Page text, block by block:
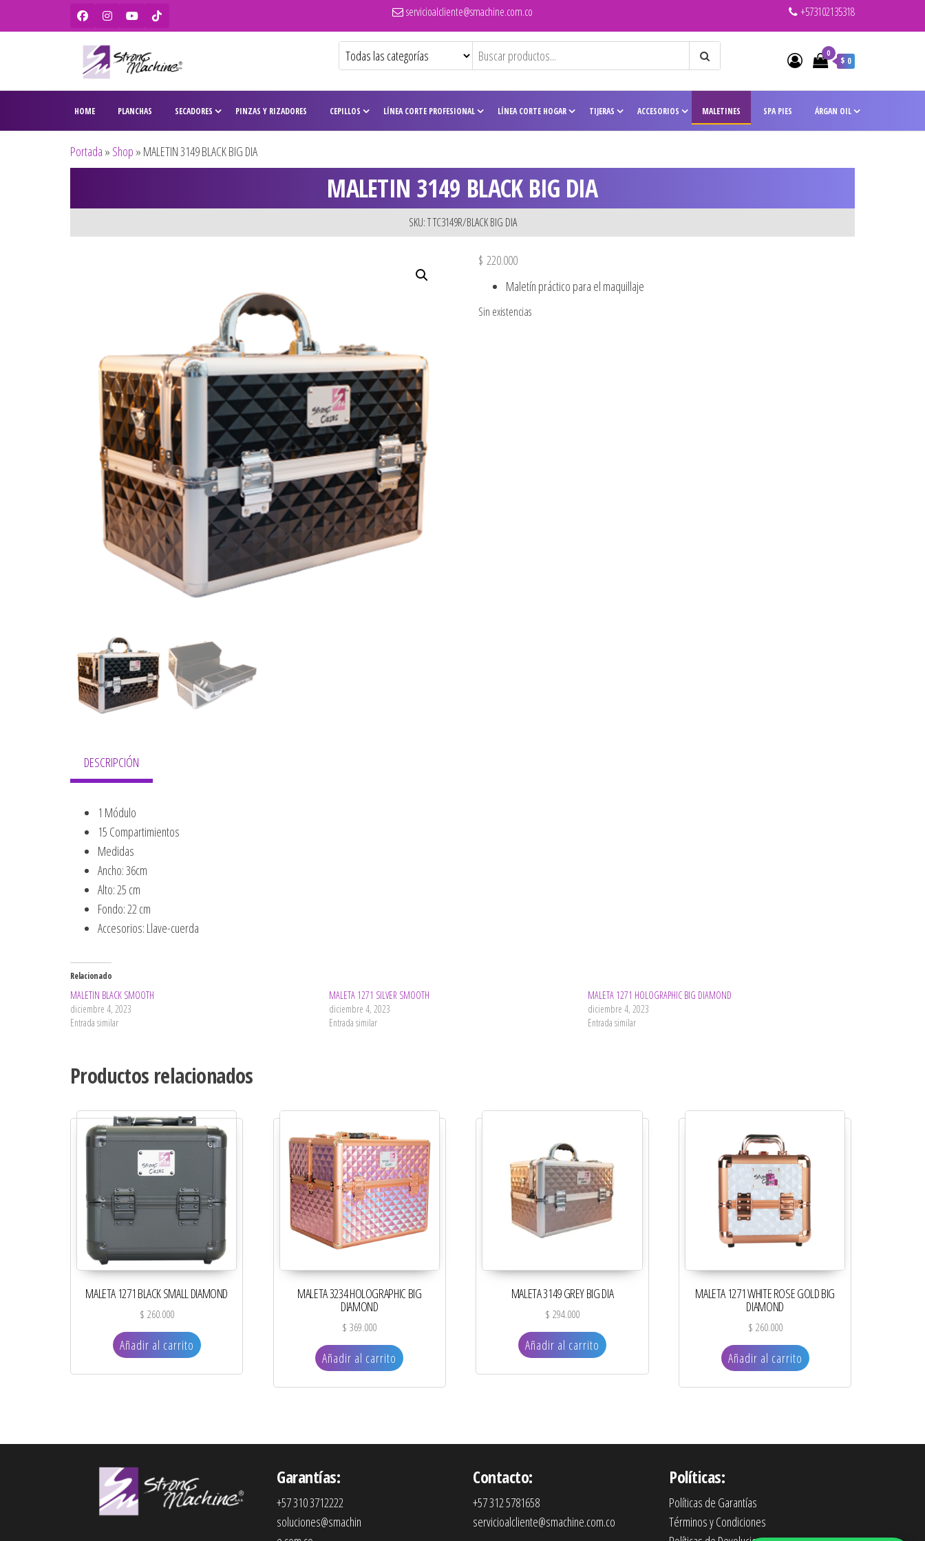
servicioalcliente@smachine.com.co +573102135318
Strong
Machine –
BaBylissPRO
– WAHL –
planchas,
rizadores,
maquinas
cepillos y
originales
0
$ 0
HOME PLANCHAS SECADORES PINZAS Y RIZADORES CEPILLOS LÍNEA CORTE PROFESIONAL LÍNEA CORTE HOGAR TIJERAS ACCESORIOS MALETINES SPA PIES ÁRGAN OIL
Portada » Shop » MALETIN 3149 BLACK BIG DIA
MALETIN 3149 BLACK BIG DIA
SKU: T TC3149R/BLACK BIG DIA
$ 220.000
Maletín práctico para el maquillaje
Sin existencias
DESCRIPCIÓN
1 Módulo
15 Compartimientos
Medidas
Ancho: 36cm
Alto: 25 cm
Fondo: 22 cm
Accesorios: Llave-cuerda
Relacionado
MALETIN BLACK SMOOTH
diciembre 4, 2023
Entrada similar
MALETA 1271 SILVER SMOOTH
diciembre 4, 2023
Entrada similar
MALETA 1271 HOLOGRAPHIC BIG DIAMOND
diciembre 4, 2023
Entrada similar
Productos relacionados
MALETA 1271 BLACK SMALL DIAMOND
$ 260.000
Añadir al carrito
MALETA 3234 HOLOGRAPHIC BIG
DIAMOND
$ 369.000
Añadir al carrito
MALETA 3149 GREY BIG DIA
$ 294.000
Añadir al carrito
MALETA 1271 WHITE ROSE GOLD BIG
DIAMOND
$ 260.000
Añadir al carrito
Garantías:
+57 310 3712222
soluciones@smachin
Contacto:
+57 312 5781658
servicioalcliente@smachine.com.co
Políticas:
Políticas de Garantías
Términos y Condiciones